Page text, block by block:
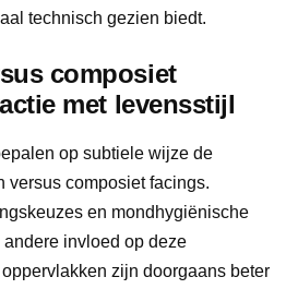
technisch gezien biedt.
composiet
met levensstijl
op subtiele wijze de
versus composiet facings.
en mondhygiënische
invloed op deze
zijn doorgaans beter